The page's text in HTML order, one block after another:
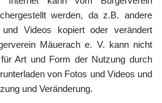
werden, da z.B. andere
und Videos kopiert oder verändert
Mäuerach e. V. kann nicht
Art und Form der Nutzung durch
von Fotos und Videos und
und Veränderung.